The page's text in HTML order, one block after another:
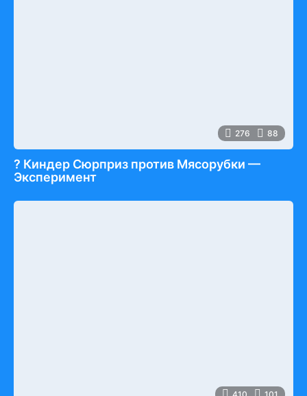
276 88
? Киндер Сюрприз против Мясорубки —
Эксперимент